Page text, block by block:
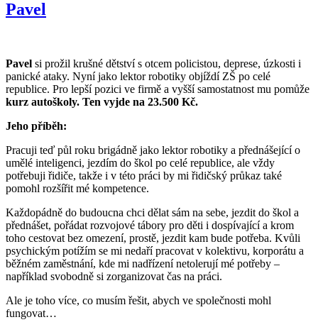
Pavel
Pavel si prožil krušné dětství s otcem policistou, deprese, úzkosti i
panické ataky. Nyní jako lektor robotiky objíždí ZŠ po celé
republice. Pro lepší pozici ve firmě a vyšší samostatnost mu pomůže
kurz autoškoly. Ten vyjde na 23.500 Kč.
Jeho příběh:
Pracuji teď půl roku brigádně jako lektor robotiky a přednášející o
umělé inteligenci, jezdím do škol po celé republice, ale vždy
potřebuji řidiče, takže i v této práci by mi řidičský průkaz také
pomohl rozšířit mé kompetence.
Každopádně do budoucna chci dělat sám na sebe, jezdit do škol a
přednášet, pořádat rozvojové tábory pro děti i dospívající a krom
toho cestovat bez omezení, prostě, jezdit kam bude potřeba. Kvůli
psychickým potížím se mi nedaří pracovat v kolektivu, korporátu a
běžném zaměstnání, kde mi nadřízení netolerují mé potřeby –
například svobodně si zorganizovat čas na práci.
Ale je toho více, co musím řešit, abych ve společnosti mohl
fungovat…